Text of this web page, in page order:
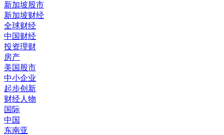
新加坡股市
新加坡财经
全球财经
中国财经
投资理财
房产
美国股市
中小企业
起步创新
财经人物
国际
中国
东南亚